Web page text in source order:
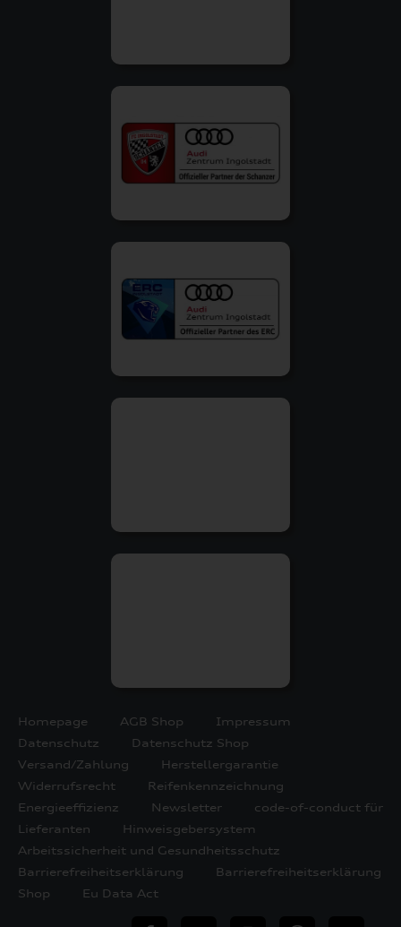
Homepage AGB Shop
Impressum
Datenschutz
Datenschutz Shop
Versand/Zahlung
Herstellergarantie
Widerrufsrecht
Reifenkennzeichnung
Energieeffizienz
Newsletter
code-of-conduct für
Lieferanten
Hinweisgebersystem
Arbeitssicherheit und Gesundheitsschutz
Barrierefreiheitserklärung
Barrierefreiheitserklärung
Shop
Eu Data Act